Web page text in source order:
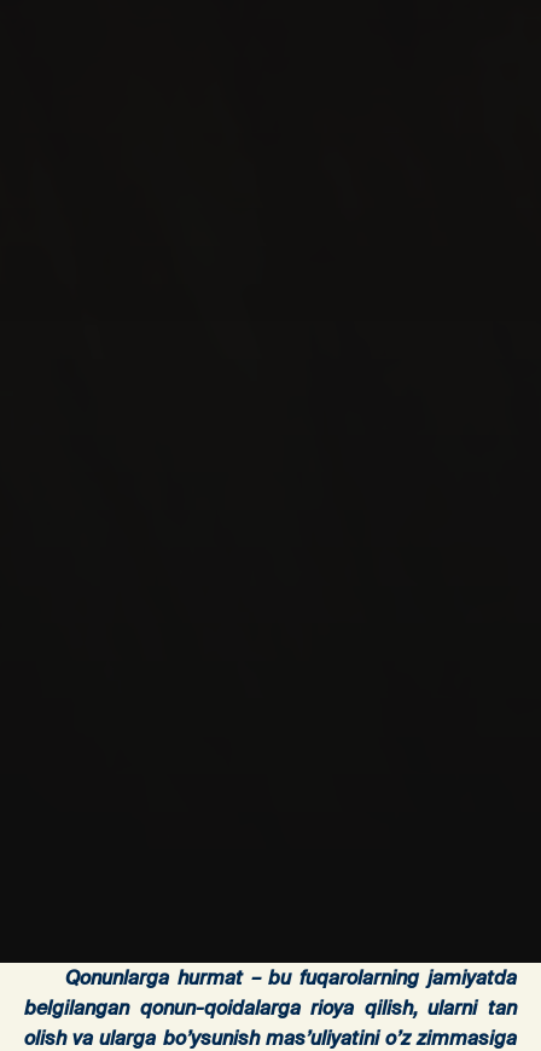
Qonunlarga hurmat – bu fuqarolarning jamiyatda
belgilangan qonun-qoidalarga rioya qilish, ularni tan
olish va ularga bo’ysunish mas’uliyatini o’z zimmasiga